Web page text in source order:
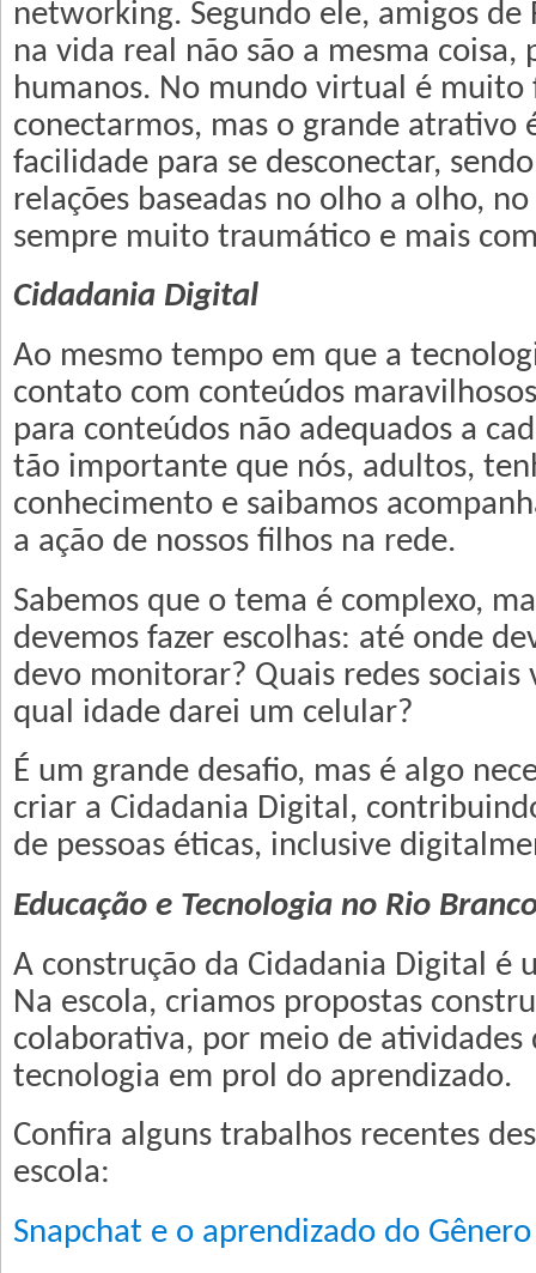
networking. Segundo ele, amigos de
na vida real não são a mesma coisa,
humanos. No mundo virtual é muito
conectarmos, mas o grande atrativo
facilidade para se desconectar,
relações baseadas no olho a olho,
sempre muito traumático e mais
Cidadania Digital
Ao mesmo tempo em que a
contato com conteúdos
para conteúdos não adequados a
tão importante que nós, adultos,
conhecimento e saibamos
a ação de nossos filhos na rede.
Sabemos que o tema é complexo,
devemos fazer escolhas: até onde
devo monitorar? Quais redes
qual idade darei um celular?
É um grande desafio, mas é algo
criar a Cidadania Digital,
de pessoas éticas, inclusive
Educação e Tecnologia no Rio
A construção da Cidadania Digital é
Na escola, criamos propostas
colaborativa, por meio de atividades
tecnologia em prol do aprendizado.
Confira alguns trabalhos recentes
escola:
Snapchat e o aprendizado do Gênero